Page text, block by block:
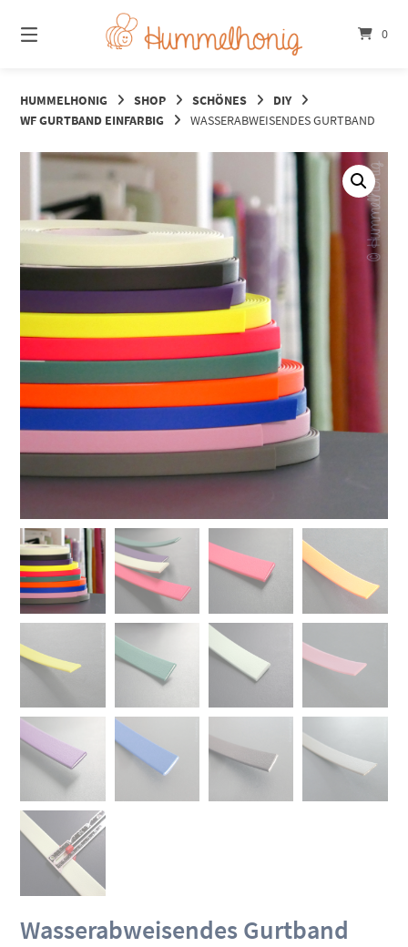
zum
Inhalt
0
HUMMELHONIG SHOP SCHÖNES
DIY
WF GURTBAND EINFARBIG
WASSERABWEISENDES GURTBAND
Wasserabweisendes Gurtband